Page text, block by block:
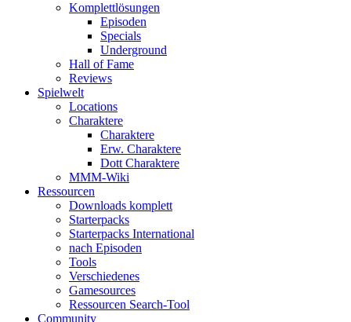
Komplettlösungen
Episoden
Specials
Underground
Hall of Fame
Reviews
Spielwelt
Locations
Charaktere
Charaktere
Erw. Charaktere
Dott Charaktere
MMM-Wiki
Ressourcen
Downloads komplett
Starterpacks
Starterpacks International
nach Episoden
Tools
Verschiedenes
Gamesources
Ressourcen Search-Tool
Community